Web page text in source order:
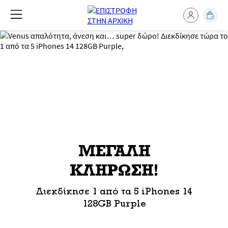
ΜΕΓΑΛΗ
ΚΛΗΡΩΣΗ!
Διεκδίκησε 1 από τα 5 iPhones 14
128GB Purple